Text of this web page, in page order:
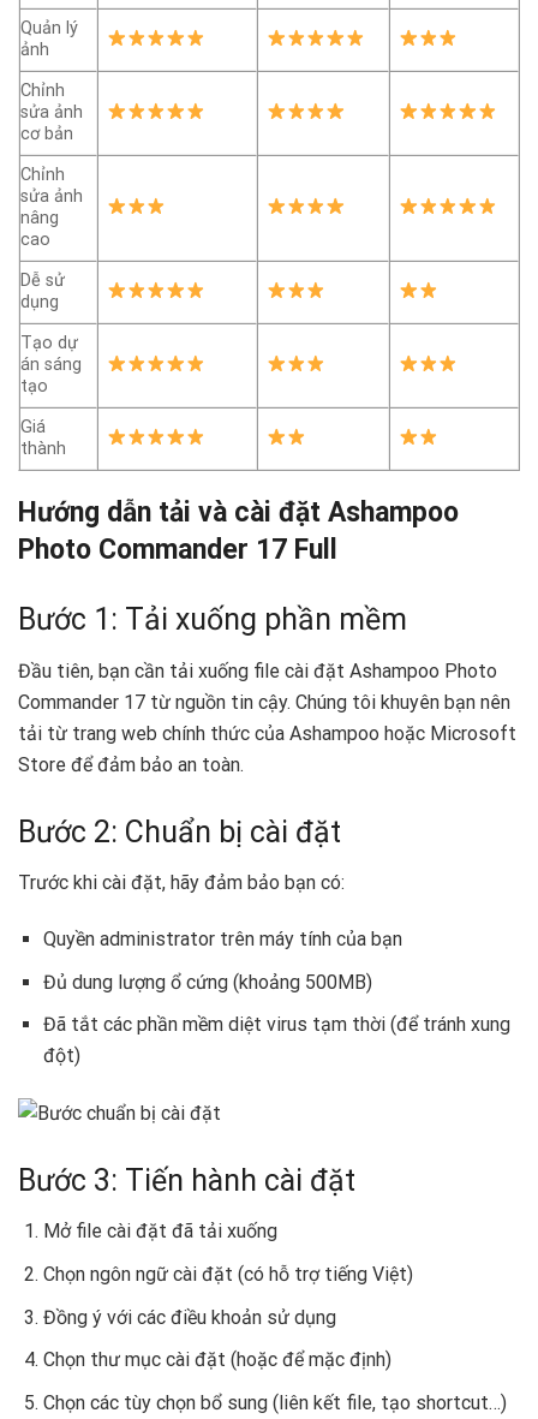
Quản lý
ảnh
Chỉnh
sửa ảnh
cơ bản
Chỉnh
sửa ảnh
nâng
cao
Dễ sử
dụng
Tạo dự
án sáng
tạo
Giá
thành
Hướng dẫn tải và cài đặt Ashampoo
Photo Commander 17 Full
Bước 1: Tải xuống phần mềm
Đầu tiên, bạn cần tải xuống file cài đặt Ashampoo Photo
Commander 17 từ nguồn tin cậy. Chúng tôi khuyên bạn nên
tải từ trang web chính thức của Ashampoo hoặc Microsoft
Store để đảm bảo an toàn.
Bước 2: Chuẩn bị cài đặt
Trước khi cài đặt, hãy đảm bảo bạn có:
Quyền administrator trên máy tính của bạn
Đủ dung lượng ổ cứng (khoảng 500MB)
Đã tắt các phần mềm diệt virus tạm thời (để tránh xung
đột)
Bước 3: Tiến hành cài đặt
Mở file cài đặt đã tải xuống
Chọn ngôn ngữ cài đặt (có hỗ trợ tiếng Việt)
Đồng ý với các điều khoản sử dụng
Chọn thư mục cài đặt (hoặc để mặc định)
Chọn các tùy chọn bổ sung (liên kết file, tạo shortcut…)